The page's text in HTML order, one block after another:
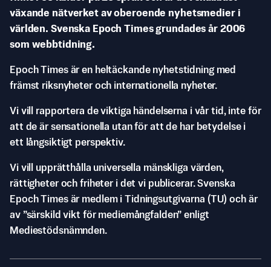
växande nätverket av oberoende nyhetsmedier i
världen. Svenska Epoch Times grundades år 2006
som webbtidning.
Epoch Times är en heltäckande nyhetstidning med
främst riksnyheter och internationella nyheter.
Vi vill rapportera de viktiga händelserna i vår tid, inte för
att de är sensationella utan för att de har betydelse i
ett långsiktigt perspektiv.
Vi vill upprätthålla universella mänskliga värden,
rättigheter och friheter i det vi publicerar. Svenska
Epoch Times är medlem i Tidningsutgivarna (TU) och är
av ”särskild vikt för mediemångfalden” enligt
Mediestödsnämnden.